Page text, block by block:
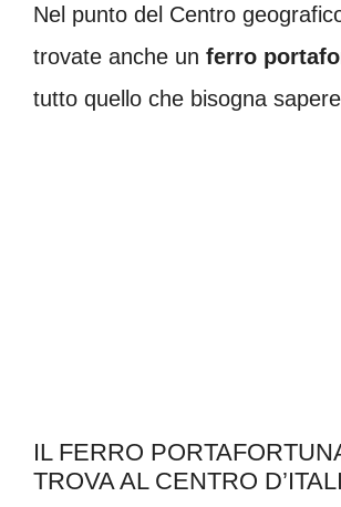
Nel punto del Centro
trovate anche un ferro
tutto quello che bisogna
IL FERRO
TROVA AL CENTRO